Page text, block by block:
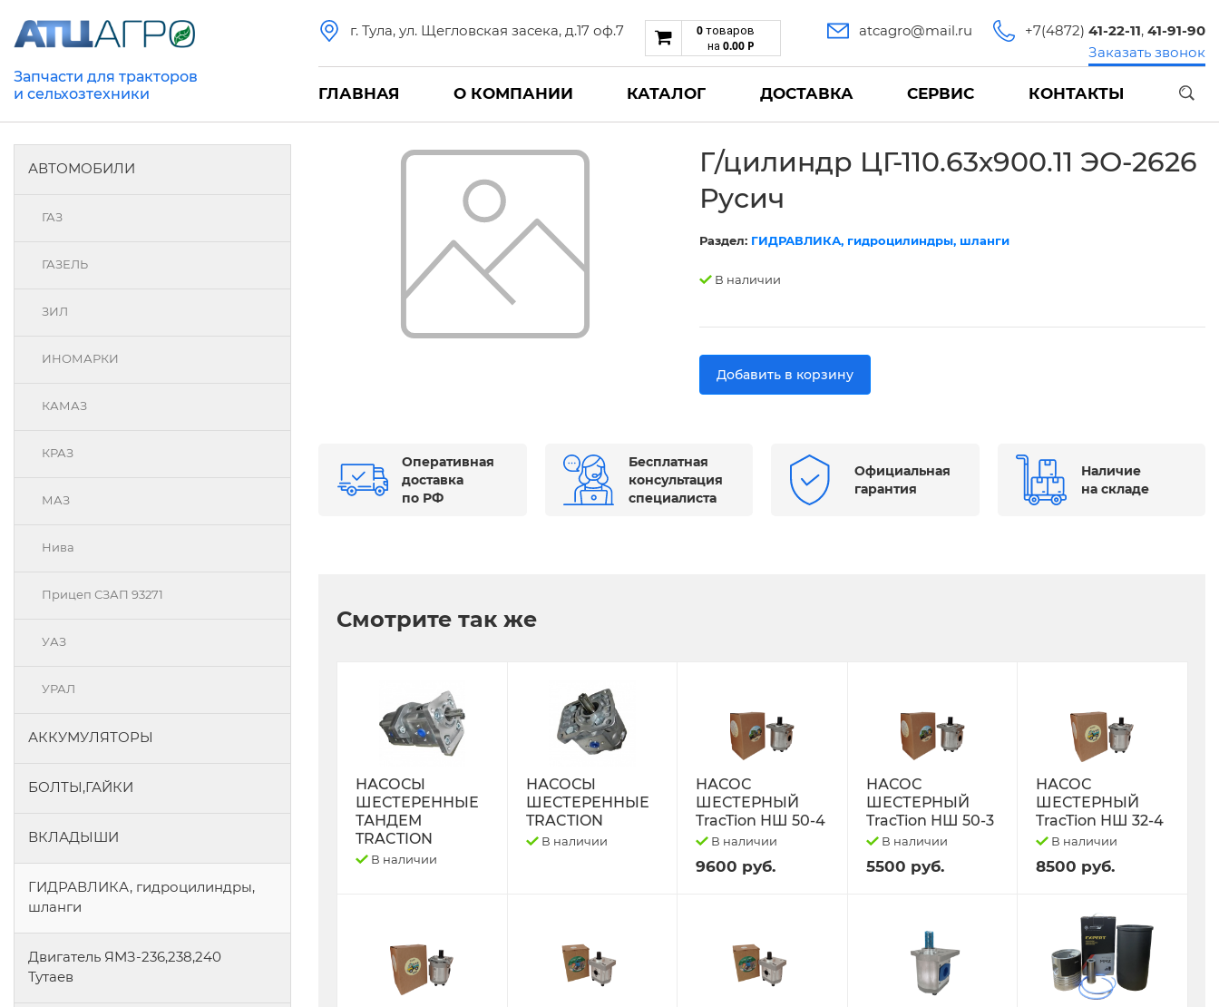
Запчасти для тракторов
и сельхозтехники
г. Тула, ул. Щегловская засека, д.17 оф.7 0 товаров
на 0.00 Р
atcagro@mail.ru +7(4872) 41-22-11, 41-91-90
Заказать звонок
ГЛАВНАЯ О КОМПАНИИ КАТАЛОГ ДОСТАВКА СЕРВИС КОНТАКТЫ
АВТОМОБИЛИ
ГАЗ
ГАЗЕЛЬ
ЗИЛ
ИНОМАРКИ
КАМАЗ
КРАЗ
МАЗ
Нива
Прицеп СЗАП 93271
УАЗ
УРАЛ
АККУМУЛЯТОРЫ
БОЛТЫ,ГАЙКИ
ВКЛАДЫШИ
ГИДРАВЛИКА, гидроцилиндры,
шланги
Двигатель ЯМЗ-236,238,240
Тутаев
Г/цилиндр ЦГ-110.63х900.11 ЭО-2626
Русич
Раздел: ГИДРАВЛИКА, гидроцилиндры, шланги
В наличии
Добавить в корзину
Оперативная
доставка
по РФ
Бесплатная
консультация
специалиста
Официальная
гарантия
Наличие
на складе
Смотрите так же
НАСОСЫ
ШЕСТЕРЕННЫЕ
ТАНДЕМ
TRACTION
В наличии
НАСОСЫ
ШЕСТЕРЕННЫЕ
TRACTION
В наличии
НАСОС
ШЕСТЕРНЫЙ
TracTion НШ 50-4
В наличии
9600 руб.
НАСОС
ШЕСТЕРНЫЙ
TracTion НШ 50-3
В наличии
5500 руб.
НАСОС
ШЕСТЕРНЫЙ
TracTion НШ 32-4
В наличии
8500 руб.